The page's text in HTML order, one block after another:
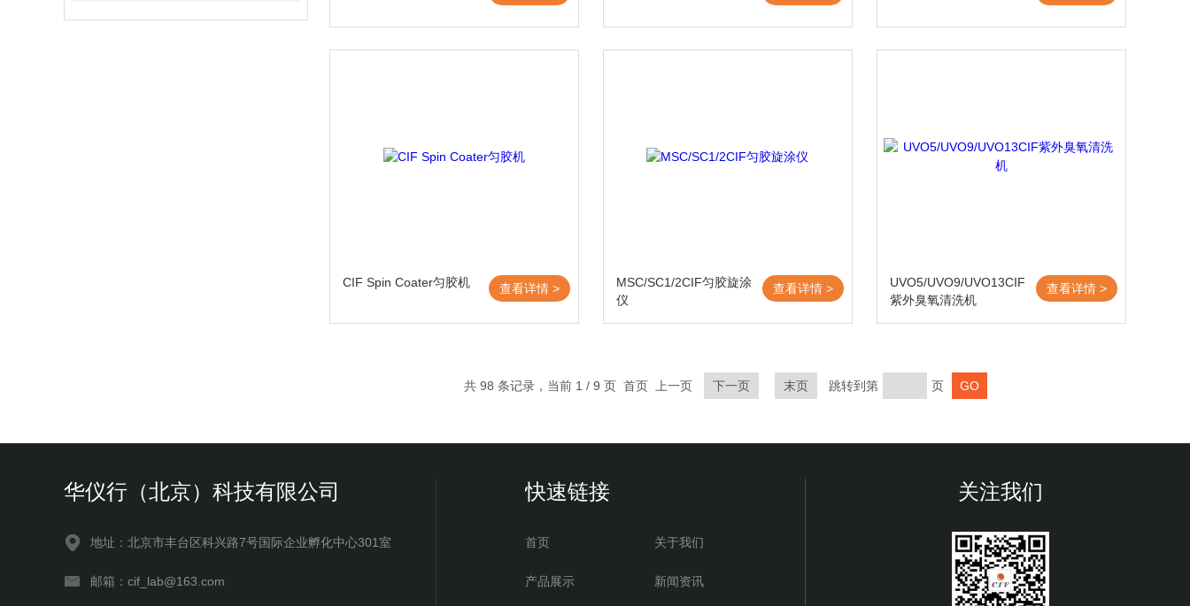
CIF Spin Coater匀胶机 查看详情 >
MSC/SC1/2CIF匀胶旋涂
仪
查看详情 >
UVO5/UVO9/UVO13CIF
紫外臭氧清洗机
查看详情 >
共 98 条记录，当前 1 / 9 页 首页 上一页 下一页 末页 跳转到第 页
华仪行（北京）科技有限公司
地址：北京市丰台区科兴路7号国际企业孵化中心301室
邮箱：cif_lab@163.com
快速链接
首页 关于我们
产品展示 新闻资讯
关注我们